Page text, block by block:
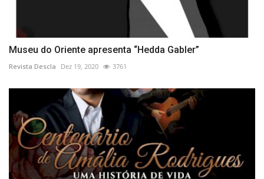
Museu do Oriente apresenta “Hedda Gabler”
Revista Descla Dez 19, 2020 3761